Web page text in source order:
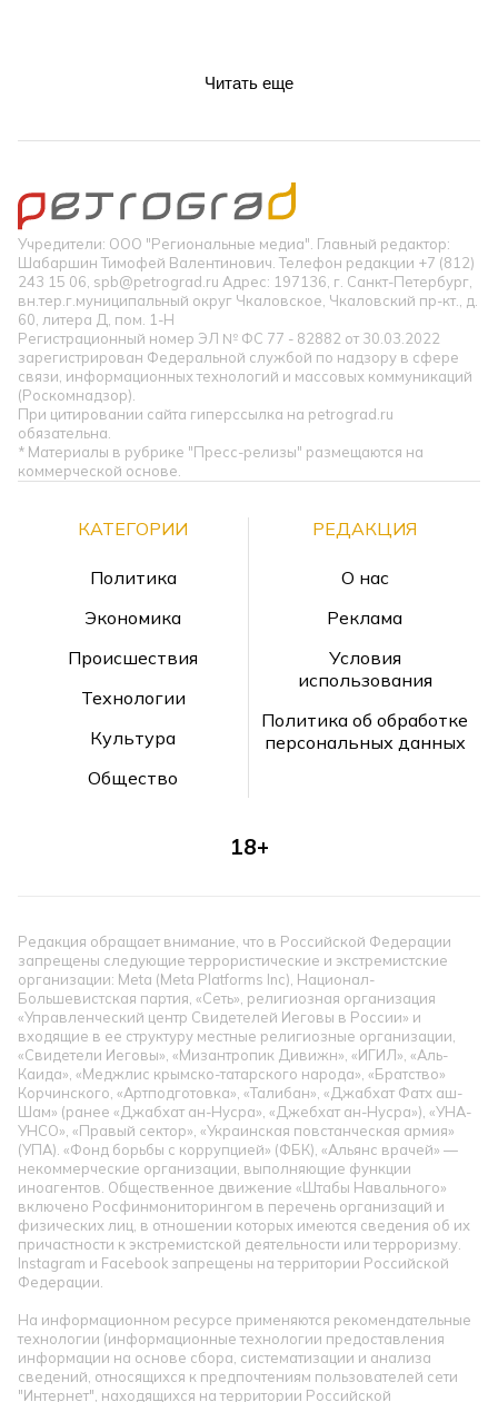
Читать еще
Учредители: ООО "Региональные медиа". Главный редактор:
Шабаршин Тимофей Валентинович. Телефон редакции +7 (812)
243 15 06, spb@petrograd.ru Адрес: 197136, г. Санкт-Петербург,
вн.тер.г.муниципальный округ Чкаловское, Чкаловский пр-кт., д.
60, литера Д, пом. 1-Н
Регистрационный номер ЭЛ № ФС 77 - 82882 от 30.03.2022
зарегистрирован Федеральной службой по надзору в сфере
связи, информационных технологий и массовых коммуникаций
(Роскомнадзор).
При цитировании сайта гиперссылка на petrograd.ru
обязательна.
* Материалы в рубрике "Пресс-релизы" размещаются на
коммерческой основе.
КАТЕГОРИИ
Политика
Экономика
Происшествия
Технологии
Культура
Общество
РЕДАКЦИЯ
О нас
Реклама
Условия
использования
Политика об обработке
персональных данных
18+
Редакция обращает внимание, что в Российской Федерации
запрещены следующие террористические и экстремистские
организации: Meta (Meta Platforms Inc), Национал-
Большевистская партия, «Сеть», религиозная организация
«Управленческий центр Свидетелей Иеговы в России» и
входящие в ее структуру местные религиозные организации,
«Свидетели Иеговы», «Мизантропик Дивижн», «ИГИЛ», «Аль-
Каида», «Меджлис крымско-татарского народа», «Братство»
Корчинского, «Артподготовка», «Талибан», «Джабхат Фатх аш-
Шам» (ранее «Джабхат ан-Нусра», «Джебхат ан-Нусра»), «УНА-
УНСО», «Правый сектор», «Украинская повстанческая армия»
(УПА). «Фонд борьбы с коррупцией» (ФБК), «Альянс врачей» —
некоммерческие организации, выполняющие функции
иноагентов. Общественное движение «Штабы Навального»
включено Росфинмониторингом в перечень организаций и
физических лиц, в отношении которых имеются сведения об их
причастности к экстремистской деятельности или терроризму.
Instagram и Facebook запрещены на территории Российской
Федерации.
На информационном ресурсе применяются рекомендательные
технологии (информационные технологии предоставления
информации на основе сбора, систематизации и анализа
сведений, относящихся к предпочтениям пользователей сети
"Интернет", находящихся на территории Российской